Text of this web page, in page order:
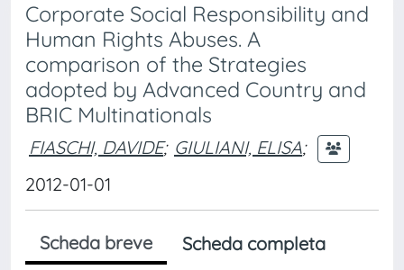
Corporate Social Responsibility and
Human Rights Abuses. A
comparison of the Strategies
adopted by Advanced Country and
BRIC Multinationals
FIASCHI, DAVIDE; GIULIANI, ELISA;
2012-01-01
Scheda breve
Scheda completa